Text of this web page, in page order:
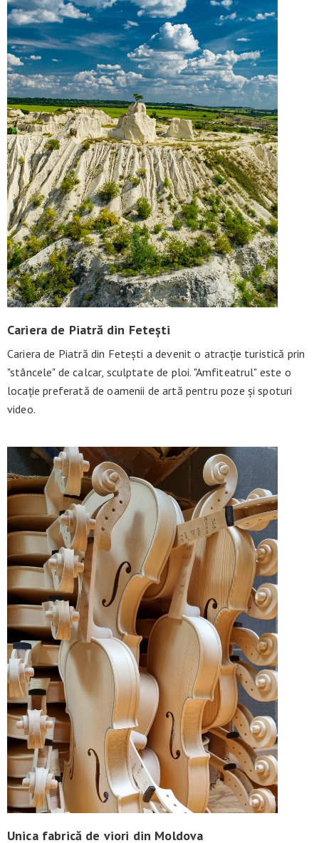
Cariera de Piatră din Fetești
Cariera de Piatră din Fetești a devenit o atracție turistică prin
"stâncele" de calcar, sculptate de ploi. "Amfiteatrul" este o
locație preferată de oamenii de artă pentru poze și spoturi
video.
Unica fabrică de viori din Moldova